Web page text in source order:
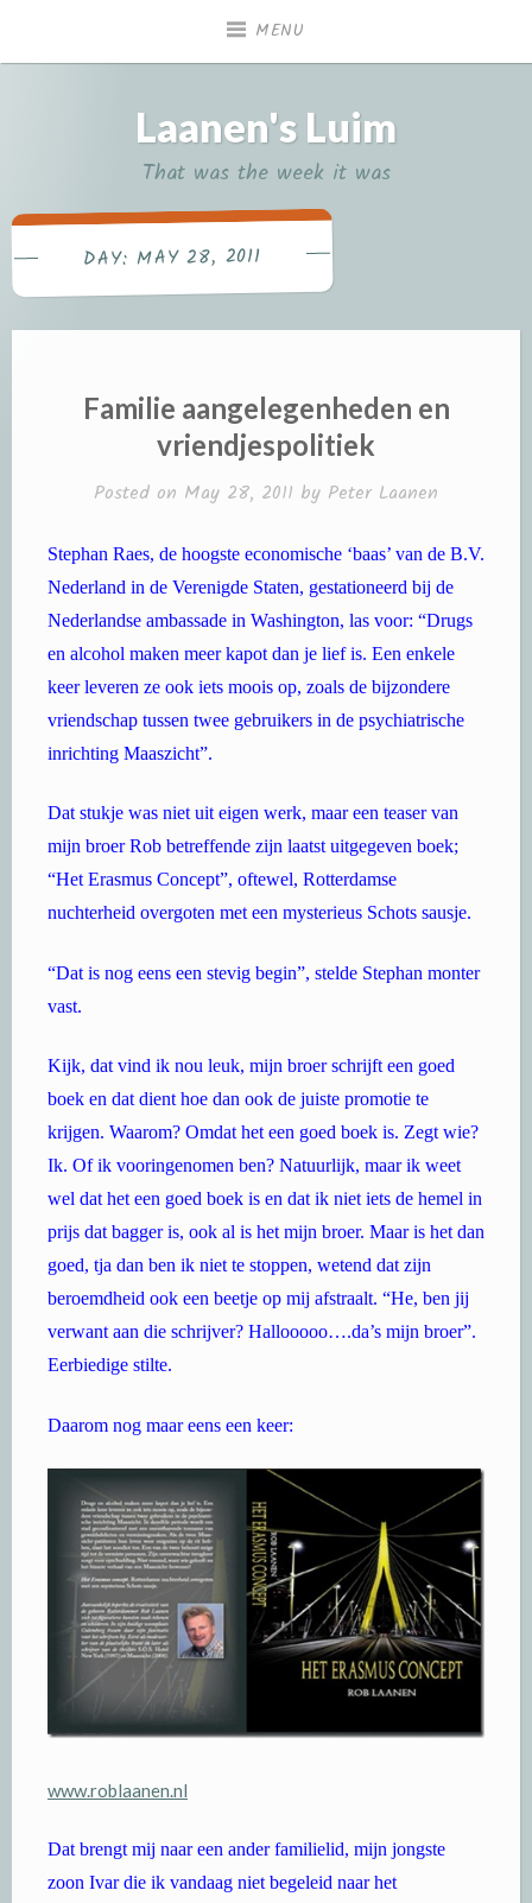
MENU
Laanen's Luim
That was the week it was
DAY: MAY 28, 2011
Familie aangelegenheden en
vriendjespolitiek
Posted on May 28, 2011 by Peter Laanen
Stephan Raes, de hoogste economische ‘baas’ van de B.V.
Nederland in de Verenigde Staten, gestationeerd bij de
Nederlandse ambassade in Washington, las voor: “Drugs
en alcohol maken meer kapot dan je lief is. Een enkele
keer leveren ze ook iets moois op, zoals de bijzondere
vriendschap tussen twee gebruikers in de psychiatrische
inrichting Maaszicht”.
Dat stukje was niet uit eigen werk, maar een teaser van
mijn broer Rob betreffende zijn laatst uitgegeven boek;
“Het Erasmus Concept”, oftewel, Rotterdamse
nuchterheid overgoten met een mysterieus Schots sausje.
“Dat is nog eens een stevig begin”, stelde Stephan monter
vast.
Kijk, dat vind ik nou leuk, mijn broer schrijft een goed
boek en dat dient hoe dan ook de juiste promotie te
krijgen. Waarom? Omdat het een goed boek is. Zegt wie?
Ik. Of ik vooringenomen ben? Natuurlijk, maar ik weet
wel dat het een goed boek is en dat ik niet iets de hemel in
prijs dat bagger is, ook al is het mijn broer. Maar is het dan
goed, tja dan ben ik niet te stoppen, wetend dat zijn
beroemdheid ook een beetje op mij afstraalt. “He, ben jij
verwant aan die schrijver? Hallooooo….da’s mijn broer”.
Eerbiedige stilte.
Daarom nog maar eens een keer:
www.roblaanen.nl
Dat brengt mij naar een ander familielid, mijn jongste
zoon Ivar die ik vandaag niet begeleid naar het